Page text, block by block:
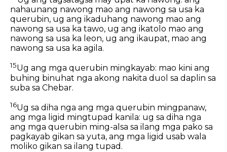
nahaunang nawong mao ang nawong sa usa ka
querubin, ug ang ikaduhang nawong mao ang
nawong sa usa ka tawo, ug ang ikatolo mao ang
nawong sa usa ka leon, ug ang ikaupat, mao ang
nawong sa usa ka agila.
15Ug ang mga querubin mingkayab: mao kini ang
buhing binuhat nga akong nakita duol sa daplin sa
suba sa Chebar.
16Ug sa diha nga ang mga querubin mingpanaw,
ang mga ligid mingtupad kanila: ug sa diha nga
ang mga querubin ming-alsa sa ilang mga pako sa
pagkayab gikan sa yuta, ang mga ligid usab wala
moliko gikan sa ilang tupad.